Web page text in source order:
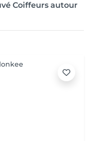
Coiffeurs autour